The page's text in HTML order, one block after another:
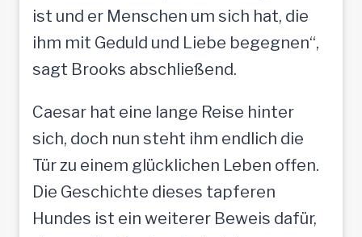
ist und er Menschen um sich hat, die
ihm mit Geduld und Liebe begegnen“,
sagt Brooks abschließend.
Caesar hat eine lange Reise hinter
sich, doch nun steht ihm endlich die
Tür zu einem glücklichen Leben offen.
Die Geschichte dieses tapferen
Hundes ist ein weiterer Beweis dafür,